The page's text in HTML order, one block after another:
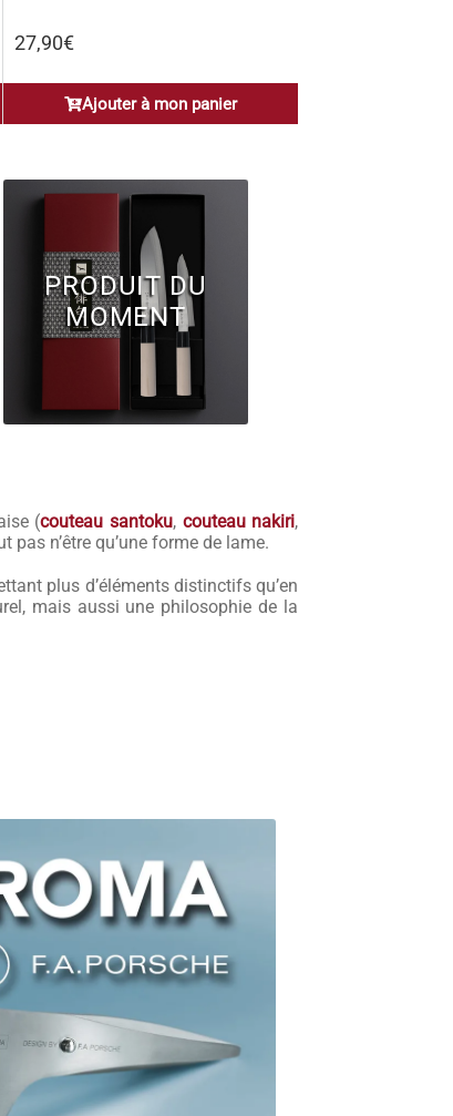
27,90€
Ajouter à mon panier
PRODUIT DU
MOMENT
(couteau santoku, couteau nakiri,
n’être qu’une forme de lame.
plus d’éléments distinctifs qu’en
mais aussi une philosophie de la